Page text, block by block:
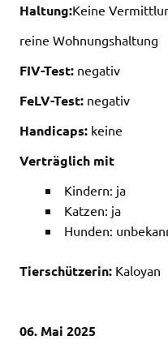
Haltung:Keine
reine Wohnungshaltung
FIV-Test: negativ
FeLV-Test: negativ
Handicaps: keine
Verträglich mit
Kindern: ja
Katzen: ja
Hunden:
Tierschützerin: Kaloyan
06. Mai 2025